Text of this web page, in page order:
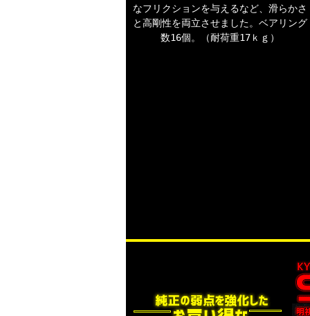
なフリクションを与えるなど、滑らかさ
と高剛性を両立させました。ベアリング
数16個。（耐荷重17ｋｇ）